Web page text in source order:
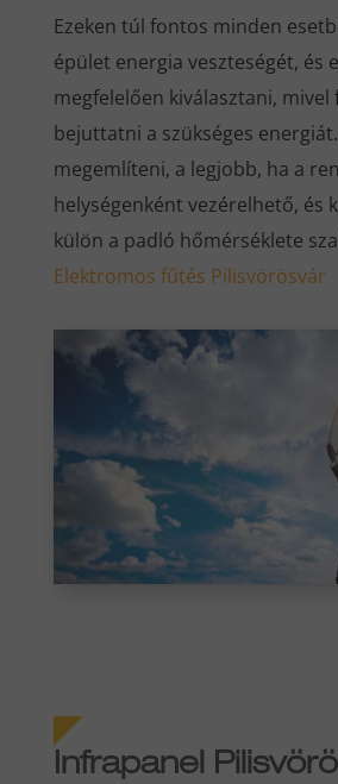
Ezeken túl fontos minden
épület energia veszteségét, és
megfelelően kiválasztani, mivel
bejuttatni a szükséges
megemlíteni, a legjobb, ha a
helységenként vezérelhető, és
külön a padló hőmérséklete
Elektromos fűtés Pilisvörösvár
Infrapanel